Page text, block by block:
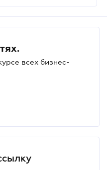
всех бизнес-